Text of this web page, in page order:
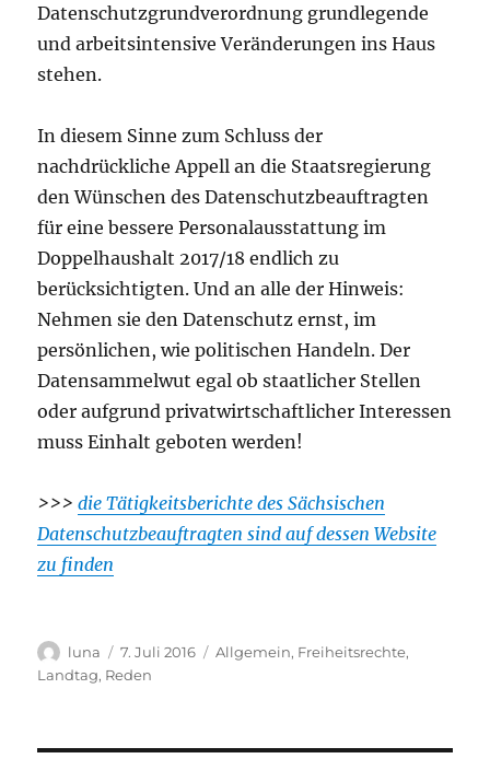
Datenschutzgrundverordnung grundlegende
und arbeitsintensive Veränderungen ins Haus
stehen.
In diesem Sinne zum Schluss der
nachdrückliche Appell an die Staatsregierung
den Wünschen des Datenschutzbeauftragten
für eine bessere Personalausstattung im
Doppelhaushalt 2017/18 endlich zu
berücksichtigten. Und an alle der Hinweis:
Nehmen sie den Datenschutz ernst, im
persönlichen, wie politischen Handeln. Der
Datensammelwut egal ob staatlicher Stellen
oder aufgrund privatwirtschaftlicher Interessen
muss Einhalt geboten werden!
>>>die Tätigkeitsberichte des Sächsischen
Datenschutzbeauftragten sind auf dessen Website
zu finden
Autor
luna
Veröffentlicht
am
7. Juli 2016 Kategorien
Allgemein, Freiheitsrechte,
Landtag, Reden